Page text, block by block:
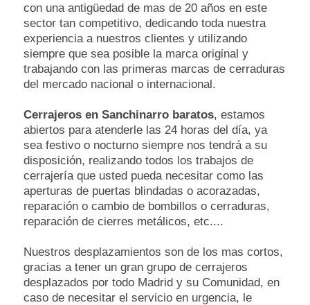
con una antigüedad de mas de 20 años en este
sector tan competitivo, dedicando toda nuestra
experiencia a nuestros clientes y utilizando
siempre que sea posible la marca original y
trabajando con las primeras marcas de cerraduras
del mercado nacional o internacional.
Cerrajeros en Sanchinarro baratos, estamos
abiertos para atenderle las 24 horas del día, ya
sea festivo o nocturno siempre nos tendrá a su
disposición, realizando todos los trabajos de
cerrajería que usted pueda necesitar como las
aperturas de puertas blindadas o acorazadas,
reparación o cambio de bombillos o cerraduras,
reparación de cierres metálicos, etc....
Nuestros desplazamientos son de los mas cortos,
gracias a tener un gran grupo de cerrajeros
desplazados por todo Madrid y su Comunidad, en
caso de necesitar el servicio en urgencia, le